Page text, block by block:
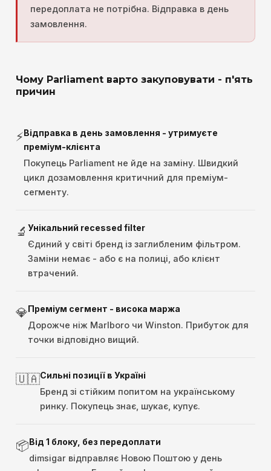
передоплата не потрібна. Відправка в день
замовлення.
Чому Parliament варто закуповувати - п'ять
причин
⚡Відправка в день замовлення - утримуєте
преміум-клієнта
Покупець Parliament не йде на заміну. Швидкий
цикл дозамовлення критичний для преміум-
сегменту.
🔬 Унікальний recessed filter
Єдиний у світі бренд із заглибленим фільтром.
Заміни немає - або є на полиці, або клієнт
втрачений.
💎Преміум сегмент - висока маржа
Дорожче ніж Marlboro чи Winston. Прибуток для
точки відповідно вищий.
🇺🇦Сильні позиції в Україні
Бренд зі стійким попитом на українському
ринку. Покупець знає, шукає, купує.
📦Від 1 блоку, без передоплати
dimsigar відправляє Новою Поштою у день